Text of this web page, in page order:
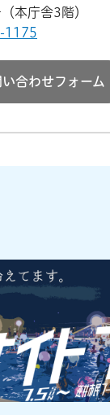
本庁舎3階）
1175
い合わせフォーム